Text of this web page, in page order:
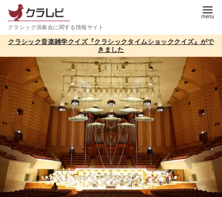
テ
ツ
移
動
クラシック演奏会に関する情報サイト
クラシック音楽雑学クイズ『クラシックタイムショッククイズ』がで
きました